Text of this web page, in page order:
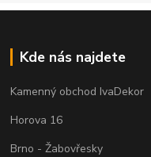
Kde nás najdete
Kamenný obchod IvaDekor
Horova 16
Brno - Žabovřesky